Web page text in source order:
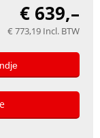
€ 639,–
€ 773,19 Incl. BTW